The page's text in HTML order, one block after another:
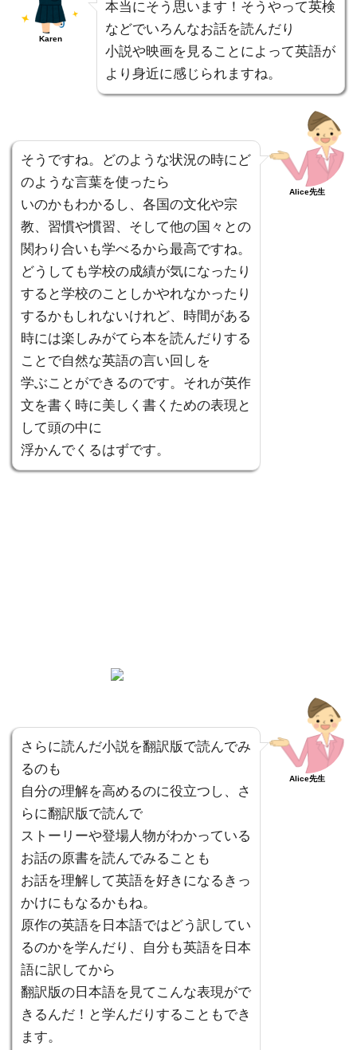
Karen
本当にそう思います！そうやって英検
などでいろんなお話を読んだり
小説や映画を見ることによって英語が
より身近に感じられますね。
そうですね。どのような状況の時にど
のような言葉を使ったら
いのかもわかるし、各国の文化や宗
教、習慣や慣習、そして他の国々との
関わり合いも学べるから最高ですね。
どうしても学校の成績が気になったり
すると学校のことしかやれなかったり
するかもしれないけれど、時間がある
時には楽しみがてら本を読んだりする
ことで自然な英語の言い回しを
学ぶことができるのです。それが英作
文を書く時に美しく書くための表現と
して頭の中に
浮かんでくるはずです。
Alice先生
さらに読んだ小説を翻訳版で読んでみ
るのも
自分の理解を高めるのに役立つし、さ
らに翻訳版で読んで
ストーリーや登場人物がわかっている
お話の原書を読んでみることも
お話を理解して英語を好きになるきっ
かけにもなるかもね。
原作の英語を日本語ではどう訳してい
るのかを学んだり、自分も英語を日本
語に訳してから
翻訳版の日本語を見てこんな表現がで
きるんだ！と学んだりすることもでき
ます。
Alice先生